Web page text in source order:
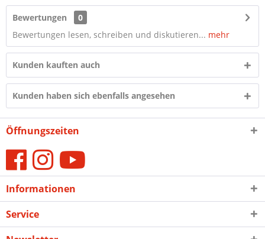
Bewertungen
0
Bewertungen lesen, schreiben und diskutieren... mehr
Kunden kauften auch
Kunden haben sich ebenfalls angesehen
Öffnungszeiten
Informationen
Service